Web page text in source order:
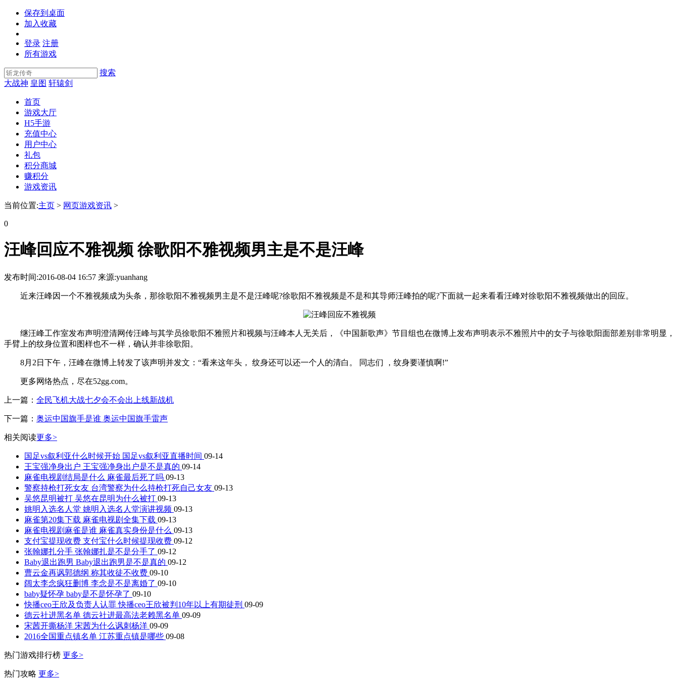
保存到桌面
加入收藏
登录 注册
所有游戏
搜索
大战神 皇图 轩辕剑
首页
游戏大厅
H5手游
充值中心
用户中心
礼包
积分商城
赚积分
游戏资讯
当前位置:主页 > 网页游戏资讯 >
0
汪峰回应不雅视频 徐歌阳不雅视频男主是不是汪峰
发布时间:2016-08-04 16:57 来源:yuanhang
近来汪峰因一个不雅视频成为头条，那徐歌阳不雅视频男主是不是汪峰呢?徐歌阳不雅视频是不是和其导师汪峰拍的呢?下面就一起来看看汪峰对徐歌阳不雅视频做出的回应。
继汪峰工作室发布声明澄清网传汪峰与其学员徐歌阳不雅照片和视频与汪峰本人无关后，《中国新歌声》节目组也在微博上发布声明表示不雅照片中的女子与徐歌阳面部差别非常明显，
手臂上的纹身位置和图样也不一样，确认并非徐歌阳。
8月2日下午，汪峰在微博上转发了该声明并发文：“看来这年头， 纹身还可以还一个人的清白。 同志们 ，纹身要谨慎啊!”
更多网络热点，尽在52gg.com。
上一篇： 全民飞机大战七夕会不会出上线新战机
下一篇： 奥运中国旗手是谁 奥运中国旗手雷声
相关阅读更多>
国足vs叙利亚什么时候开始 国足vs叙利亚直播时间 09-14
王宝强净身出户 王宝强净身出户是不是真的 09-14
麻雀电视剧结局是什么 麻雀最后死了吗 09-13
警察持枪打死女友 台湾警察为什么持枪打死自己女友 09-13
吴悠昆明被打 吴悠在昆明为什么被打 09-13
姚明入选名人堂 姚明入选名人堂演讲视频 09-13
麻雀第20集下载 麻雀电视剧全集下载 09-13
麻雀电视剧麻雀是谁 麻雀真实身份是什么 09-13
支付宝提现收费 支付宝什么时候提现收费 09-12
张翰娜扎分手 张翰娜扎是不是分手了 09-12
Baby退出跑男 Baby退出跑男是不是真的 09-12
曹云金再讽郭德纲 称其收徒不收费 09-10
阔太李念疯狂删博 李念是不是离婚了 09-10
baby疑怀孕 baby是不是怀孕了 09-10
快播ceo王欣及负责人认罪 快播ceo王欣被判10年以上有期徒刑 09-09
德云社进黑名单 德云社进最高法老赖黑名单 09-09
宋茜开撕杨洋 宋茜为什么讽刺杨洋 09-09
2016全国重点镇名单 江苏重点镇是哪些 09-08
热门游戏排行榜 更多>
热门攻略 更多>